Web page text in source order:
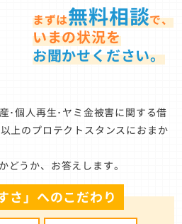
まずは無料相談で、
いまの状況を
お聞かせください。
･個人再生･ヤミ金被害に関する借
上のプロテクトスタンスにおまか
どうか、お答えします。
さ」へのこだわり